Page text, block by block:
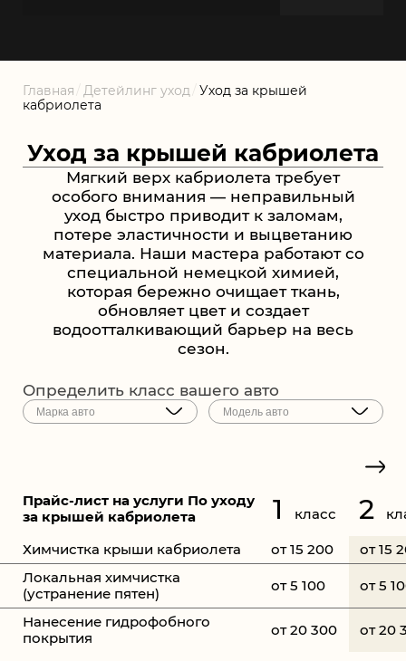
Главная Детейлинг уход
Уход за крышей
кабриолета
Уход за крышей кабриолета
Мягкий верх кабриолета требует
особого внимания — неправильный
уход быстро приводит к заломам,
потере эластичности и выцветанию
материала. Наши мастера работают со
специальной немецкой химией,
которая бережно очищает ткань,
обновляет цвет и создает
водоотталкивающий барьер на весь
сезон.
Определить класс вашего авто
Прайс-лист на услуги По уходу
за крышей кабриолета
1 класс 2
Химчистка крыши кабриолета от 15 200
от 15
Локальная химчистка
(устранение пятен)
от 5 100 от 5
Нанесение гидрофобного
покрытия
от 20 300 от 20